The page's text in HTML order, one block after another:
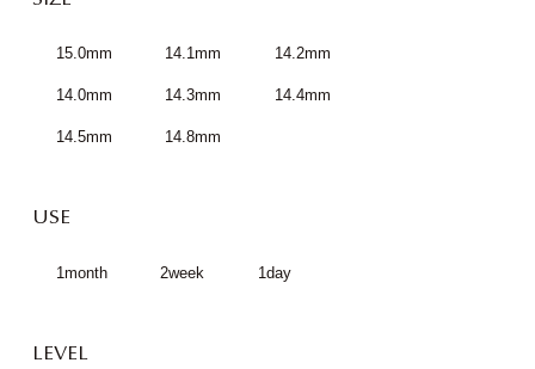
15.0mm 14.1mm 14.2mm
14.0mm 14.3mm 14.4mm
14.5mm 14.8mm
USE
1month 2week 1day
LEVEL